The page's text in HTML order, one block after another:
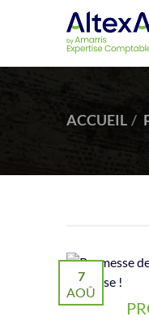
ACCUEIL
7
AOÛ